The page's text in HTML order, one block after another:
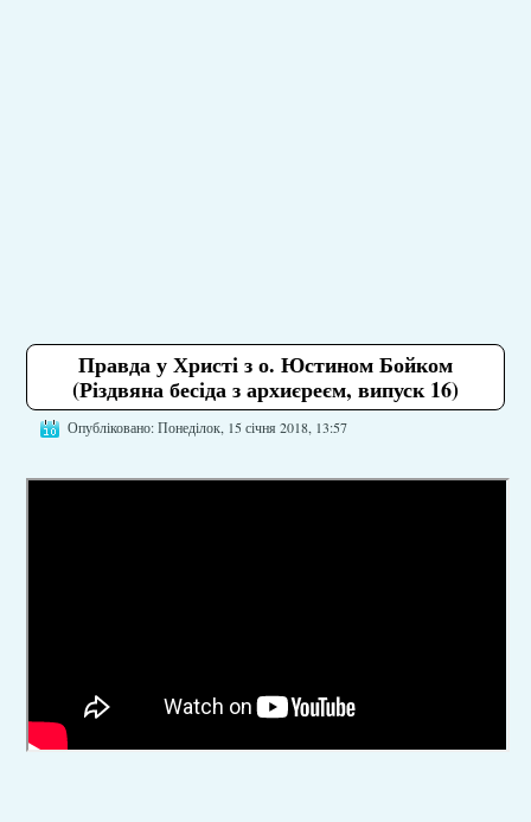
Правда у Христі з о. Юстином Бойком
(Різдвяна бесіда з архиєреєм, випуск 16)
Опубліковано: Понеділок, 15 січня 2018, 13:57